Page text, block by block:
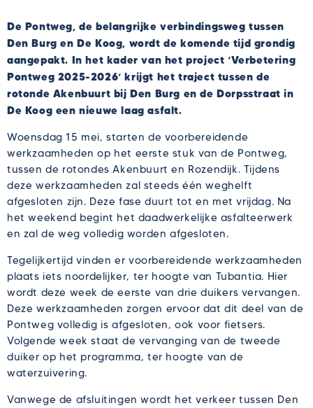
De Pontweg, de belangrijke verbindingsweg tussen
Den Burg en De Koog, wordt de komende tijd grondig
aangepakt. In het kader van het project ‘Verbetering
Pontweg 2025-2026’ krijgt het traject tussen de
rotonde Akenbuurt bij Den Burg en de Dorpsstraat in
De Koog een nieuwe laag asfalt.
Woensdag 15 mei, starten de voorbereidende
werkzaamheden op het eerste stuk van de Pontweg,
tussen de rotondes Akenbuurt en Rozendijk. Tijdens
deze werkzaamheden zal steeds één weghelft
afgesloten zijn. Deze fase duurt tot en met vrijdag. Na
het weekend begint het daadwerkelijke asfalteerwerk
en zal de weg volledig worden afgesloten.
Tegelijkertijd vinden er voorbereidende werkzaamheden
plaats iets noordelijker, ter hoogte van Tubantia. Hier
wordt deze week de eerste van drie duikers vervangen.
Deze werkzaamheden zorgen ervoor dat dit deel van de
Pontweg volledig is afgesloten, ook voor fietsers.
Volgende week staat de vervanging van de tweede
duiker op het programma, ter hoogte van de
waterzuivering.
Vanwege de afsluitingen wordt het verkeer tussen Den